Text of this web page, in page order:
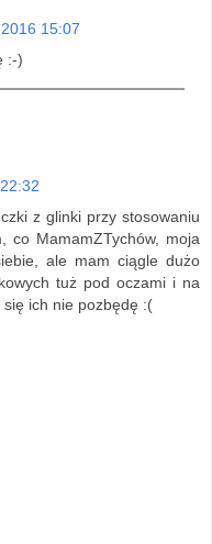
15:07
:-)
z glinki przy stosowaniu
co MamamZTychów, moja
ale mam ciągle dużo
tuż pod oczami i na
ich nie pozbędę :(